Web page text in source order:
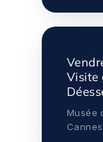
Visite
Musée